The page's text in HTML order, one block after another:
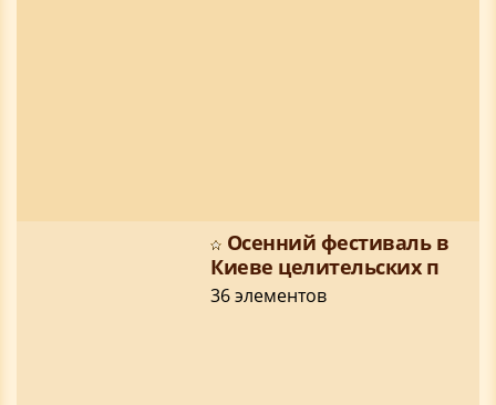
Осенний фестиваль в
Киеве целительских п
36 элементов